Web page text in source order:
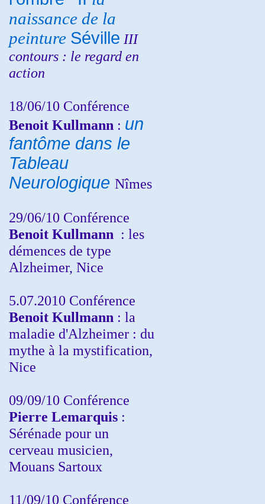
naissance de la
peinture Séville III
contours : le regard en
action
18/06/10 Conférence
Benoit Kullmann : un
fantôme dans le
Tableau
Neurologique Nîmes
29/06/10 Conférence
Benoit Kullmann : les
démences de type
Alzheimer, Nice
5.07.2010 Conférence
Benoit Kullmann : la
maladie d'Alzheimer : du
mythe à la mystification,
Nice
09/09/10 Conférence
Pierre Lemarquis :
Sérénade pour un
cerveau musicien,
Mouans Sartoux
11/09/10 Conférence